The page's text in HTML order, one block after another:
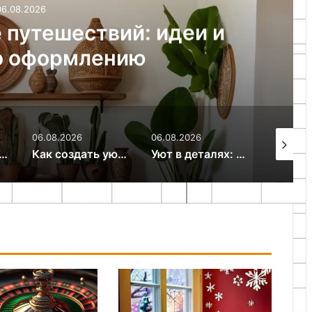
путешествий: идеи и
оформлению
Комната на двоих: как организовать комфортное пространство
06.08.2026
Как создать уют в доме с помощью света
06.08.2026
Уют в деталях: как декоративные подушки и пледы преображают интерьер